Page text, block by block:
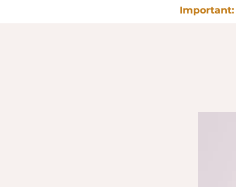
Important: